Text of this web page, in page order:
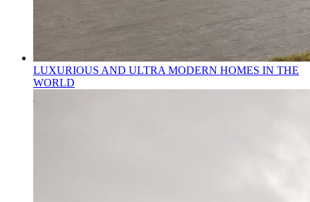
LUXURIOUS AND ULTRA MODERN HOMES IN THE
WORLD